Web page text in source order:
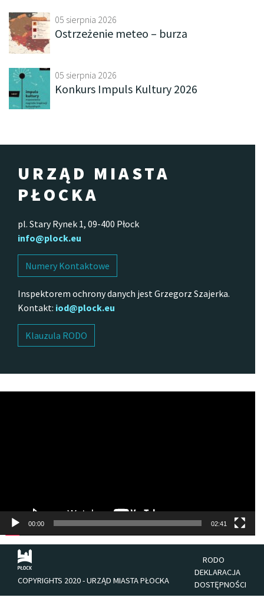
05 sierpnia 2026
Ostrzeżenie meteo – burza
05 sierpnia 2026
Konkurs Impuls Kultury 2026
URZĄD MIASTA
PŁOCKA
pl. Stary Rynek 1, 09-400 Płock
info@plock.eu
Numery Kontaktowe
Inspektorem ochrony danych jest Grzegorz Szajerka.
Kontakt: iod@plock.eu
Klauzula RODO
00:00 02:41
COPYRIGHTS 2020 - URZĄD MIASTA PŁOCKA
RODO
DEKLARACJA
DOSTĘPNOŚCI